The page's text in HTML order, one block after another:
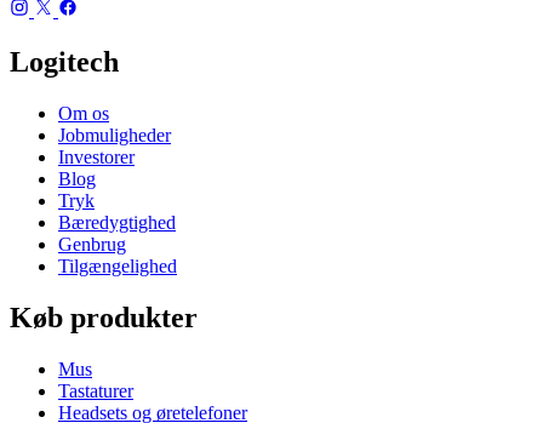
Logitech
Om os
Jobmuligheder
Investorer
Blog
Tryk
Bæredygtighed
Genbrug
Tilgængelighed
Køb produkter
Mus
Tastaturer
Headsets og øretelefoner